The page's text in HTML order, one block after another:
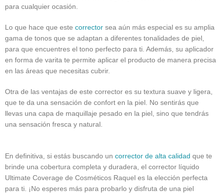
para cualquier ocasión.
Lo que hace que este corrector sea aún más especial es su amplia
gama de tonos que se adaptan a diferentes tonalidades de piel,
para que encuentres el tono perfecto para ti. Además, su aplicador
en forma de varita te permite aplicar el producto de manera precisa
en las áreas que necesitas cubrir.
Otra de las ventajas de este corrector es su textura suave y ligera,
que te da una sensación de confort en la piel. No sentirás que
llevas una capa de maquillaje pesado en la piel, sino que tendrás
una sensación fresca y natural.
En definitiva, si estás buscando un corrector de alta calidad que te
brinde una cobertura completa y duradera, el corrector líquido
Ultimate Coverage de Cosméticos Raquel es la elección perfecta
para ti. ¡No esperes más para probarlo y disfruta de una piel